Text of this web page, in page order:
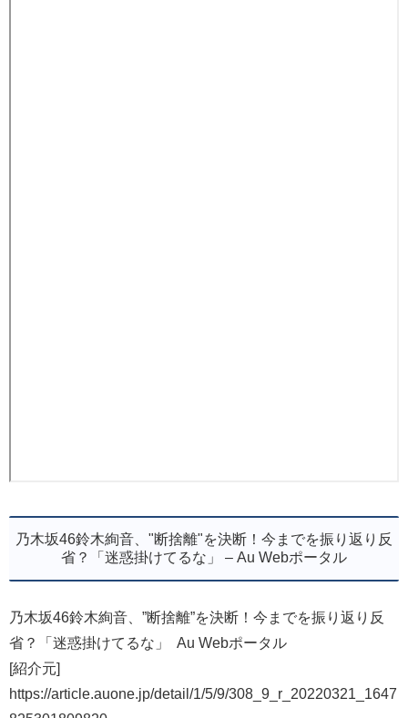
乃木坂46鈴木絢音、"断捨離"を決断！今までを振り返り反
省？「迷惑掛けてるな」 – Au Webポータル
乃木坂46鈴木絢音、”断捨離”を決断！今までを振り返り反
省？「迷惑掛けてるな」 Au Webポータル
[紹介元]
https://article.auone.jp/detail/1/5/9/308_9_r_20220321_1647